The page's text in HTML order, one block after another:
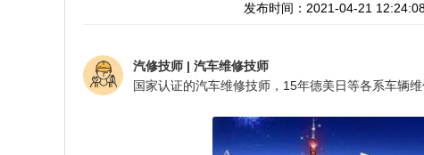
发布时间：2021-04-21
汽修技师 | 汽车维修技师